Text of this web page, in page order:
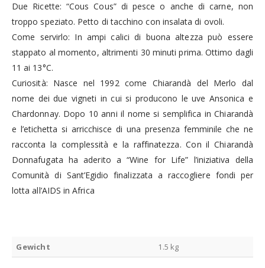
Due Ricette: “Cous Cous” di pesce o anche di carne, non
troppo speziato. Petto di tacchino con insalata di ovoli.
Come servirlo: In ampi calici di buona altezza può essere
stappato al momento, altrimenti 30 minuti prima. Ottimo dagli
11 ai 13°C.
Curiosità: Nasce nel 1992 come Chiarandà del Merlo dal
nome dei due vigneti in cui si producono le uve Ansonica e
Chardonnay. Dopo 10 anni il nome si semplifica in Chiarandà
e l’etichetta si arricchisce di una presenza femminile che ne
racconta la complessità e la raffinatezza. Con il Chiarandà
Donnafugata ha aderito a “Wine for Life” l’iniziativa della
Comunità di Sant’Egidio finalizzata a raccogliere fondi per
lotta all’AIDS in Africa
Gewicht 1.5 kg